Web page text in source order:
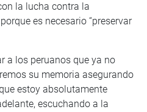
la lucha contra la
es necesario “preservar
a los peruanos que ya no
su memoria asegurando
estoy absolutamente
escuchando a la